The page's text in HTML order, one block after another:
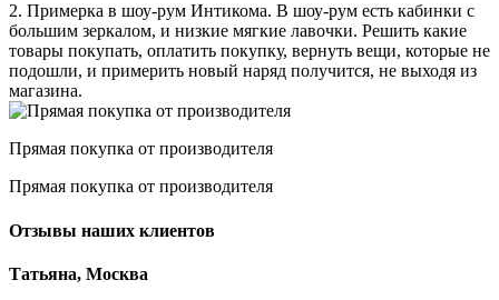
2. Примерка в шоу-рум Интикома. В шоу-рум есть кабинки с
большим зеркалом, и низкие мягкие лавочки. Решить какие
товары покупать, оплатить покупку, вернуть вещи, которые не
подошли, и примерить новый наряд получится, не выходя из
магазина.
Прямая покупка от производителя
Прямая покупка от производителя
Отзывы наших клиентов
Татьяна, Москва